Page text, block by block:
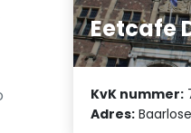
Eetcafe
KvK nummer:
Adres: